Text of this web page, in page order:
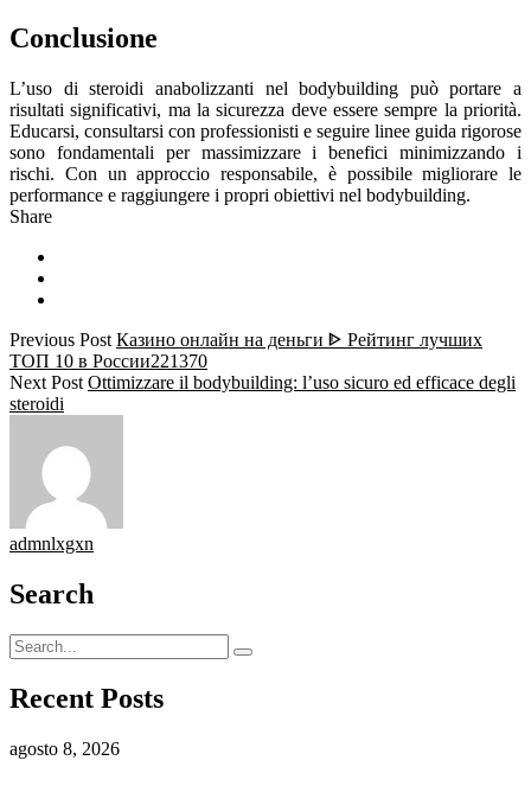
Conclusione
L’uso di steroidi anabolizzanti nel bodybuilding può portare a
risultati significativi, ma la sicurezza deve essere sempre la priorità.
Educarsi, consultarsi con professionisti e seguire linee guida rigorose
sono fondamentali per massimizzare i benefici minimizzando i
rischi. Con un approccio responsabile, è possibile migliorare le
performance e raggiungere i propri obiettivi nel bodybuilding.
Share
Previous Post Казино онлайн на деньги ᐈ Рейтинг лучших
ТОП 10 в России221370
Next Post Ottimizzare il bodybuilding: l’uso sicuro ed efficace degli
steroidi
admnlxgxn
Search
Recent Posts
agosto 8, 2026